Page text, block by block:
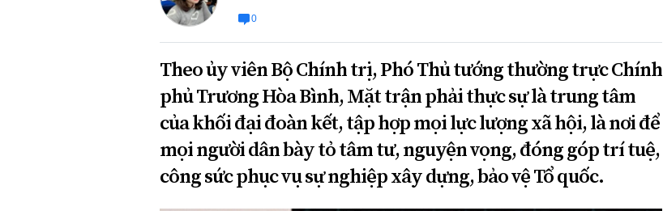
0
Theo ủy viên Bộ Chính trị, Phó Thủ tướng thường trực Chính
phủ Trương Hòa Bình, Mặt trận phải thực sự là trung tâm
của khối đại đoàn kết, tập hợp mọi lực lượng xã hội, là nơi để
mọi người dân bày tỏ tâm tư, nguyện vọng, đóng góp trí tuệ,
công sức phục vụ sự nghiệp xây dựng, bảo vệ Tổ quốc.